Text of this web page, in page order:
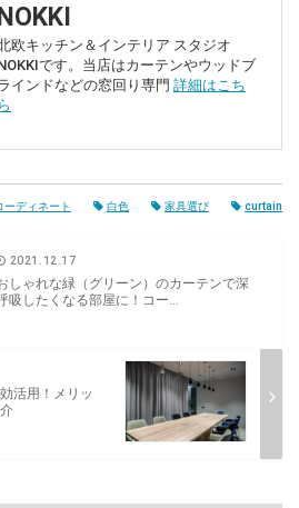
欧キッチン＆インテリア スタジオ
です。当店はカーテンやウッドブ
インドなどの窓回り専門 詳細はこち
ら
ーディネート 白色 家具選び curtain
2021.12.17
しゃれな緑（グリーン）のカーテンで深
吸したくなる部屋に！コー...
活用！メリッ